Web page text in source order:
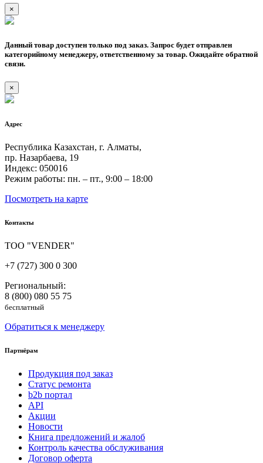
×
Данный товар доступен только под заказ. Запрос будет отправлен
категорийному менеджеру, ответственному за товар. Ожидайте обратной
связи.
×
Адрес
Республика Казахстан, г. Алматы,
пр. Назарбаева, 19
Индекс: 050016
Режим работы: пн. – пт., 9:00 – 18:00
Посмотреть на карте
Контакты
ТОО "VENDER"
+7 (727) 300 0 300
Региональный:
8 (800) 080 55 75
бесплатный
Обратиться к менеджеру
Партнёрам
Продукция под заказ
Статус ремонта
b2b портал
API
Акции
Новости
Книга предложений и жалоб
Контроль качества обслуживания
Договор оферта